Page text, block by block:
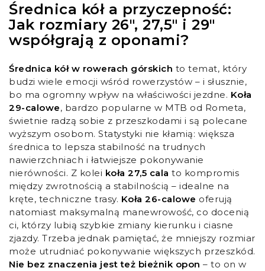
Średnica kół a przyczepność:
Jak rozmiary 26", 27,5" i 29"
współgrają z oponami?
Średnica kół w rowerach górskich to temat, który
budzi wiele emocji wśród rowerzystów – i słusznie,
bo ma ogromny wpływ na właściwości jezdne. Koła
29-calowe, bardzo popularne w MTB od Rometa,
świetnie radzą sobie z przeszkodami i są polecane
wyższym osobom. Statystyki nie kłamią: większa
średnica to lepsza stabilność na trudnych
nawierzchniach i łatwiejsze pokonywanie
nierówności. Z kolei koła 27,5 cala to kompromis
między zwrotnością a stabilnością – idealne na
kręte, techniczne trasy. Koła 26-calowe oferują
natomiast maksymalną manewrowość, co docenią
ci, którzy lubią szybkie zmiany kierunku i ciasne
zjazdy. Trzeba jednak pamiętać, że mniejszy rozmiar
może utrudniać pokonywanie większych przeszkód.
Nie bez znaczenia jest też bieżnik opon – to on w